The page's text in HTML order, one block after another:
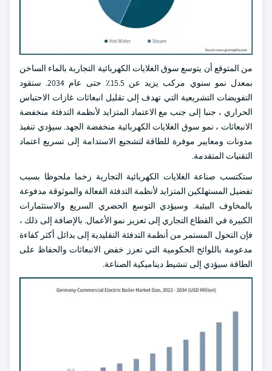
من المتوقع أن يتوسع سوق الغلايات الكهربائية التجارية بالماء الساخن
بمعدل نمو سنوي مركب يزيد عن 15.5٪ حتى عام 2034. ستقود
التفويضات التشريعية التي تهدف إلى تقليل انبعاثات غازات الاحتباس
الحراري ، جنبا إلى جنب مع الاعتماد المتزايد لأنظمة التدفئة منخفضة
الانبعاثات ، نمو سوق الغلايات الكهربائية منخفضة الجهد. سيؤدي تنفيذ
مدونات ومعايير موفرة للطاقة لتشجيع الاستدامة إلى تسريع اعتماد
التقنيات المتقدمة.
ستكتسب صناعة الغلايات الكهربائية التجارية زخما ملحوظا بسبب
تفضيل المستهلكين المتزايد لأنظمة التدفئة الفعالة والموثوقة مدفوعة
بالمخاوف البيئية. وسيؤدي التوسع الحضري السريع والاستثمارات
الكبيرة في القطاع التجاري إلى تعزيز نمو الأعمال. بالإضافة إلى ذلك ،
فإن التحول المستمر من أنظمة التدفئة التقليدية إلى بدائل أكثر كفاءة
مدعومة باللوائح الحكومية التي تعزز خفض الانبعاثات والحفاظ على
الطاقة سيؤدي إلى تنشيط ديناميكية الصناعة.